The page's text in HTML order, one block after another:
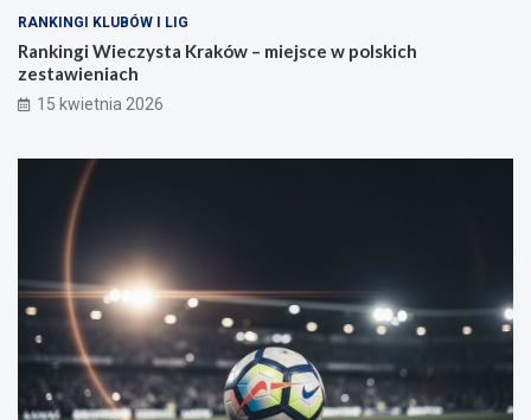
RANKINGI KLUBÓW I LIG
Rankingi Wieczysta Kraków – miejsce w polskich
zestawieniach
15 kwietnia 2026